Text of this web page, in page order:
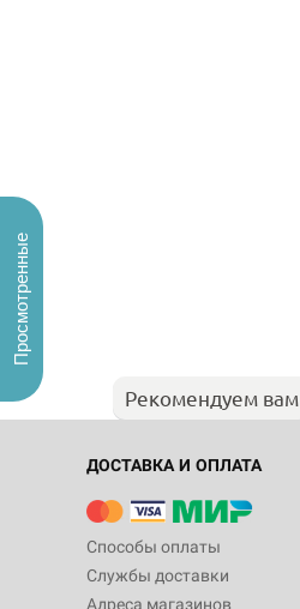
Рекомендуем вам
ДОСТАВКА И ОПЛАТА
Способы оплаты
Службы доставки
Адреса магазинов
Просмотренные